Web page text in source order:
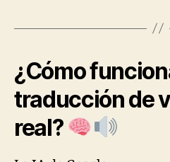
¿Cómo
traducción de
real?